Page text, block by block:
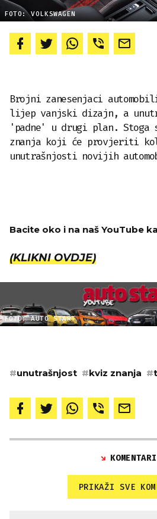
FOTO: VOLKSWAGEN
Brojni zanesenjaci
lijep vanjski dizajn, a
'padne' u drugi plan. Stoga
znanja koji će provjeriti
unutrašnjosti novijih
Bacite oko i na naš YouTube
(KLIKNI OVDJE)
FOTO: AUTO START
#unutrašnjost #kviz znanja #
KOMENTARI
PRIKAŽI SVE